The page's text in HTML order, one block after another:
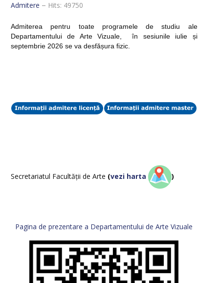
MUSIC DEPARTMENT
VISUAL ARTS DEPARTMENT
Admitere Hits: 49750
Admiterea pentru toate programele de studiu ale
Departamentului de Arte Vizuale, în sesiunile iulie și
septembrie 2026 se va desfășura fizic.
Secretariatul Facultății de Arte (vezi harta )
Pagina de prezentare a Departamentului de Arte Vizuale